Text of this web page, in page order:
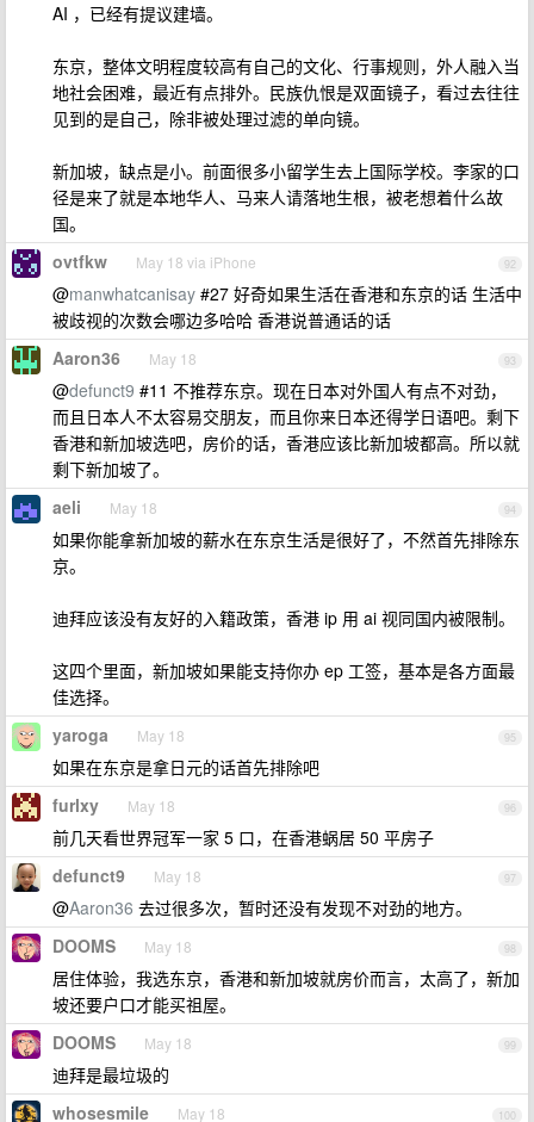
AI ，已经有提议建墙。
东京，整体文明程度较高有自己的文化、行事规则，外人融入当
地社会困难，最近有点排外。民族仇恨是双面镜子，看过去往往
见到的是自己，除非被处理过滤的单向镜。
新加坡，缺点是小。前面很多小留学生去上国际学校。李家的口
径是来了就是本地华人、马来人请落地生根，被老想着什么故
国。
92
ovtfkw May 18 via iPhone
@manwhatcanisay #27 好奇如果生活在香港和东京的话 生活中
被歧视的次数会哪边多哈哈 香港说普通话的话
93
Aaron36 May 18
@defunct9 #11 不推荐东京。现在日本对外国人有点不对劲，
而且日本人不太容易交朋友，而且你来日本还得学日语吧。剩下
香港和新加坡选吧，房价的话，香港应该比新加坡都高。所以就
剩下新加坡了。
94
aeli May 18
如果你能拿新加坡的薪水在东京生活是很好了，不然首先排除东
京。
迪拜应该没有友好的入籍政策，香港 ip 用 ai 视同国内被限制。
这四个里面，新加坡如果能支持你办 ep 工签，基本是各方面最
佳选择。
95
yaroga May 18
如果在东京是拿日元的话首先排除吧
96
furlxy May 18
前几天看世界冠军一家 5 口，在香港蜗居 50 平房子
97
defunct9 May 18
@Aaron36 去过很多次，暂时还没有发现不对劲的地方。
98
DOOMS May 18
居住体验，我选东京，香港和新加坡就房价而言，太高了，新加
坡还要户口才能买祖屋。
99
DOOMS May 18
迪拜是最垃圾的
100
whosesmile May 18